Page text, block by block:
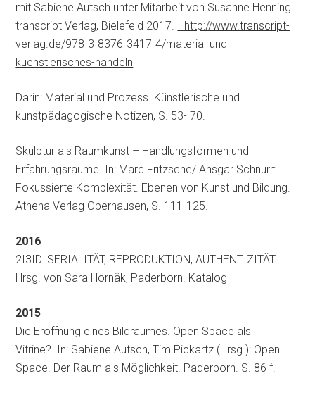
mit Sabiene Autsch unter Mitarbeit von Susanne Henning.
transcript Verlag, Bielefeld 2017.
http://www.transcript-
verlag.de/978-3-8376-3417-4/material-und-
kuenstlerisches-handeln
Darin: Material und Prozess. Künstlerische und
kunstpädagogische Notizen, S. 53- 70.
Skulptur als Raumkunst – Handlungsformen und
Erfahrungsräume. In: Marc Fritzsche/ Ansgar Schnurr:
Fokussierte Komplexität. Ebenen von Kunst und Bildung.
Athena Verlag Oberhausen, S. 111-125.
2016
2I3ID. SERIALITÄT, REPRODUKTION, AUTHENTIZITÄT.
Hrsg. von Sara Hornäk, Paderborn. Katalog
2015
Die Eröffnung eines Bildraumes. Open Space als
Vitrine? In: Sabiene Autsch, Tim Pickartz (Hrsg.): Open
Space. Der Raum als Möglichkeit. Paderborn. S. 86 f.